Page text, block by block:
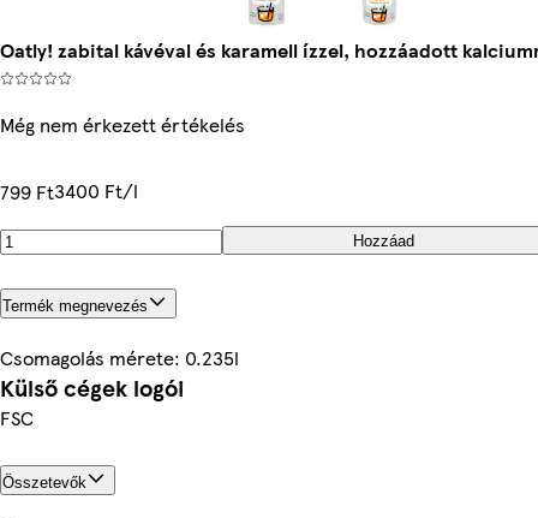
Oatly! zabital kávéval és karamell ízzel, hozzáadott
Még nem érkezett értékelés
799 Ft3400 Ft/l
Hozzáad
Termék megnevezés
Csomagolás mérete: 0.235l
Külső cégek logói
FSC
Összetevők